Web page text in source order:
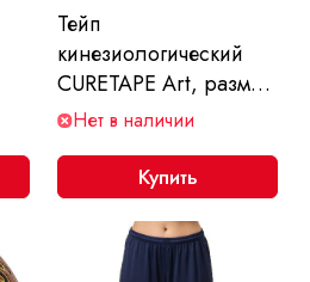
Тейп
кинезиологический
CURETAPE Art, размер
5 см x 5 м
Нет в наличии
Купить